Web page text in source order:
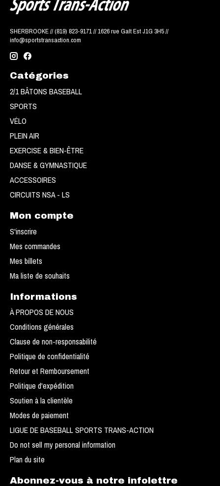
SHERBROOKE // (819) 823-9171 // 1626 rue Galt Est J1G 3H5 //
info@sportstransaction.com
Catégories
2/1 BÂTONS BASEBALL
SPORTS
VÉLO
PLEIN AIR
EXERCISE & BIEN-ÊTRE
DANSE & GYMNASTIQUE
ACCESSOIRES
CIRCUITS NSA - LS
Mon compte
S'inscrire
Mes commandes
Mes billets
Ma liste de souhaits
Informations
À PROPOS DE NOUS
Conditions générales
Clause de non-responsabilité
Politique de confidentialité
Retour et Remboursement
Politique d'expédition
Soutien à la clientèle
Modes de paiement
LIGUE DE BASEBALL SPORTS TRANS-ACTION
Do not sell my personal information
Plan du site
Abonnez-vous à notre infolettre